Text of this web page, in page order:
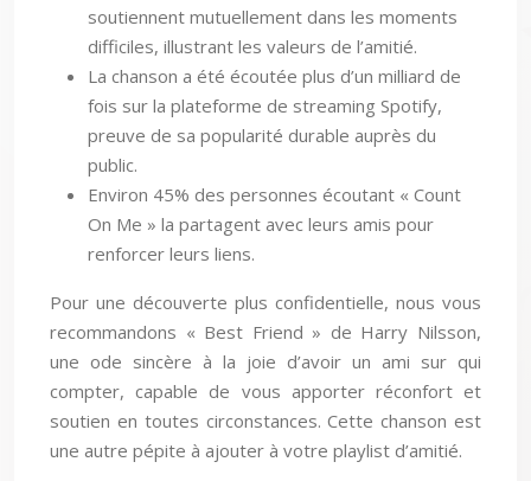
soutiennent mutuellement dans les moments
difficiles, illustrant les valeurs de l’amitié.
La chanson a été écoutée plus d’un milliard de
fois sur la plateforme de streaming Spotify,
preuve de sa popularité durable auprès du
public.
Environ 45% des personnes écoutant « Count
On Me » la partagent avec leurs amis pour
renforcer leurs liens.
Pour une découverte plus confidentielle, nous vous
recommandons « Best Friend » de Harry Nilsson,
une ode sincère à la joie d’avoir un ami sur qui
compter, capable de vous apporter réconfort et
soutien en toutes circonstances. Cette chanson est
une autre pépite à ajouter à votre playlist d’amitié.